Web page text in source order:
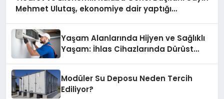
Mehmet Ulutaş, ekonomiye dair yaptığı
Yaşam Alanlarında Hijyen ve Sağlıklı
Yaşam: İhlas Cihazlarında Dürüst
Modüler Su Deposu Neden Tercih
Ediliyor?